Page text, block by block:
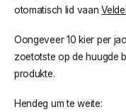
otomatisch lid vaan
Oongeveer 10 kier per
zoetotste op de huugde
produkte.
Hendeg um te weite: